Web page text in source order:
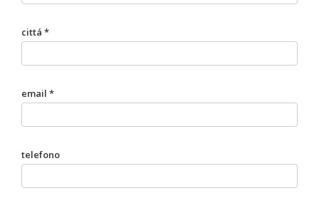
cittá *
email *
telefono